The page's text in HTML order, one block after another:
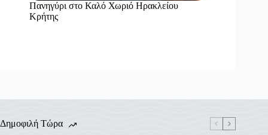
Πανηγύρι στο Καλό Χωριό Ηρακλείου
Κρήτης
Δημοφιλή Τώρα